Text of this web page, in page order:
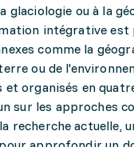
glaciologie ou à la
intégrative est
comme la
ou de
et organisés en
sur les approches
recherche actuelle,